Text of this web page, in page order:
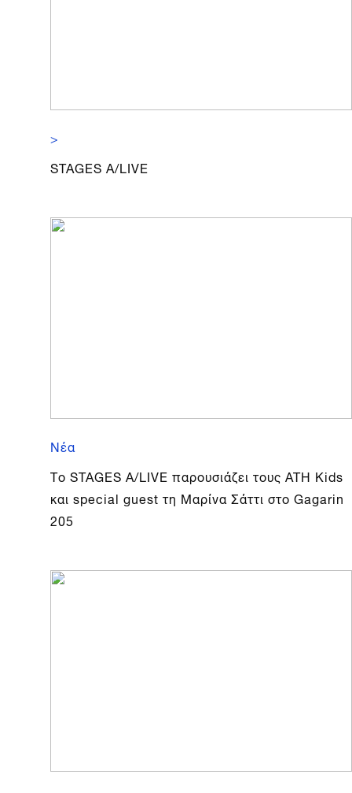
>
STAGES A/LIVE
Νέα
Το STAGES A/LIVE παρουσιάζει τους ATH Kids
και special guest τη Μαρίνα Σάττι στο Gagarin
205